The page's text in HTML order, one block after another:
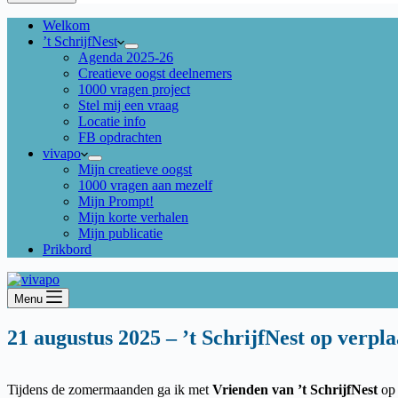
Welkom
’t SchrijfNest
Agenda 2025-26
Creatieve oogst deelnemers
1000 vragen project
Stel mij een vraag
Locatie info
FB opdrachten
vivapo
Mijn creatieve oogst
1000 vragen aan mezelf
Mijn Prompt!
Mijn korte verhalen
Mijn publicatie
Prikbord
Menu
21 augustus 2025 – ’t SchrijfNest op
Tijdens de zomermaanden ga ik met Vrienden van ’t SchrijfNest op